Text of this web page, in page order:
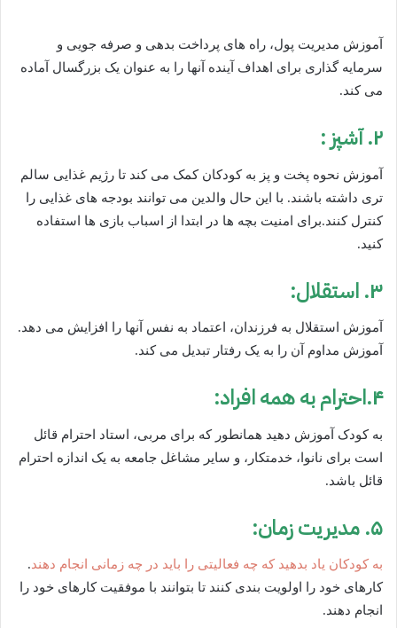
آموزش مدیریت پول، راه های پرداخت بدهی و صرفه جویی و
سرمایه گذاری برای اهداف آینده آنها را به عنوان یک بزرگسال آماده
می کند.
۲. آشپز :
آموزش نحوه پخت و پز به کودکان کمک می کند تا رژیم غذایی سالم
تری داشته باشند. با این حال والدین می توانند بودجه های غذایی را
کنترل کنند.برای امنیت بچه ها در ابتدا از اسباب بازی ها استفاده
کنید.
۳. استقلال:
آموزش استقلال به فرزندان، اعتماد به نفس آنها را افزایش می دهد.
آموزش مداوم آن را به یک رفتار تبدیل می کند.
۴.احترام به همه افراد:
به کودک آموزش دهید همانطور که برای مربی، استاد احترام قائل
است برای نانوا، خدمتکار، و سایر مشاغل جامعه به یک اندازه احترام
قائل باشد.
۵. مدیریت زمان:
به کودکان یاد بدهید که چه فعالیتی را باید در چه زمانی انجام دهند.
کارهای خود را اولویت بندی کنند تا بتوانند با موفقیت کارهای خود را
انجام دهند.